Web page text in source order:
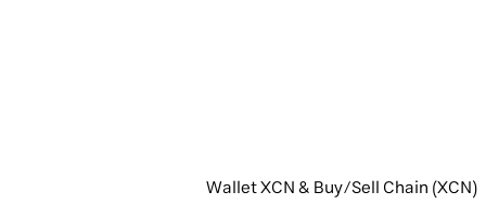
Wallet XCN & Buy/Sell Chain (XCN)